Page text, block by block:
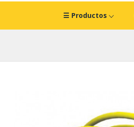
☰ Productos